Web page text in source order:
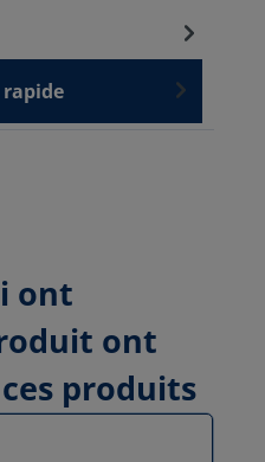
ont
ont
produits